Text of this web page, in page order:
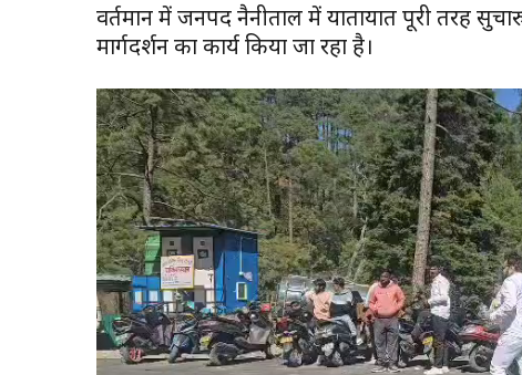
वर्तमान में जनपद नैनीताल में यातायात पूरी तरह
मार्गदर्शन का कार्य किया जा रहा है।